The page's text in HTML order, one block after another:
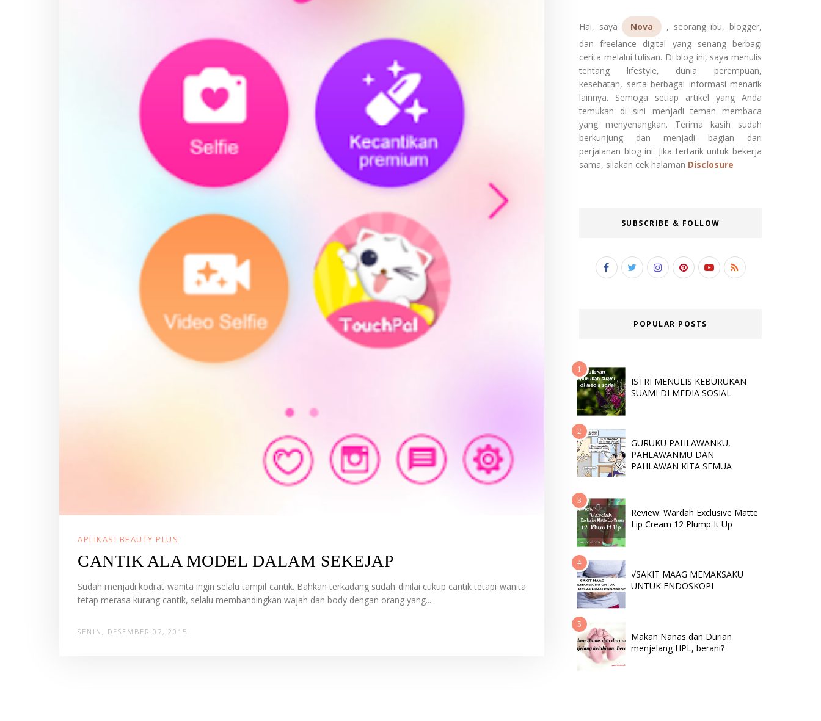
APLIKASI BEAUTY PLUS
CANTIK ALA MODEL DALAM SEKEJAP
Sudah menjadi kodrat wanita ingin selalu tampil cantik. Bahkan terkadang sudah dinilai cukup cantik tetapi wanita
tetap merasa kurang cantik, selalu membandingkan wajah dan body dengan orang yang...
SENIN, DESEMBER 07, 2015
Hai, saya Nova
, seorang ibu, blogger,
dan freelance digital yang senang berbagi
cerita melalui tulisan. Di blog ini, saya menulis
tentang lifestyle, dunia perempuan,
kesehatan, serta berbagai informasi menarik
lainnya. Semoga setiap artikel yang Anda
temukan di sini menjadi teman membaca
yang menyenangkan. Terima kasih sudah
berkunjung dan menjadi bagian dari
perjalanan blog ini. Jika tertarik untuk bekerja
sama, silakan cek halaman Disclosure
SUBSCRIBE & FOLLOW
POPULAR POSTS
ISTRI MENULIS KEBURUKAN
SUAMI DI MEDIA SOSIAL
GURUKU PAHLAWANKU,
PAHLAWANMU DAN
PAHLAWAN KITA SEMUA
Review: Wardah Exclusive Matte
Lip Cream 12 Plump It Up
√SAKIT MAAG MEMAKSAKU
UNTUK ENDOSKOPI
Makan Nanas dan Durian
menjelang HPL, berani?